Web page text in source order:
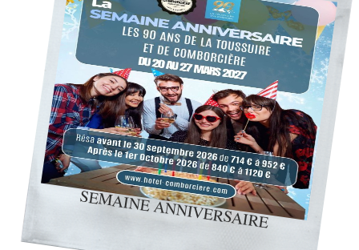
SEMAINE ANNIVERSAIRE